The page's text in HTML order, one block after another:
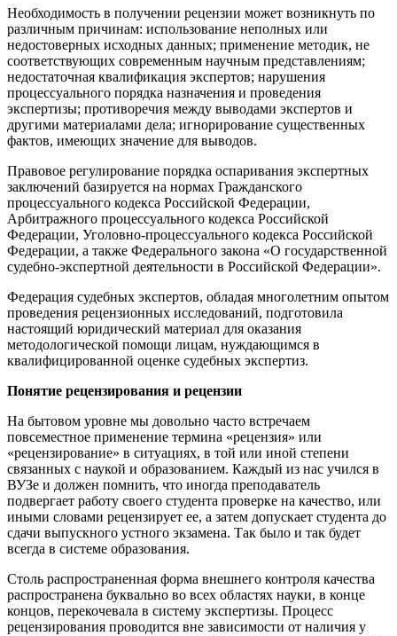
Необходимость в получении рецензии может возникнуть по
различным причинам: использование неполных или
недостоверных исходных данных; применение методик, не
соответствующих современным научным представлениям;
недостаточная квалификация экспертов; нарушения
процессуального порядка назначения и проведения
экспертизы; противоречия между выводами экспертов и
другими материалами дела; игнорирование существенных
фактов, имеющих значение для выводов.
Правовое регулирование порядка оспаривания экспертных
заключений базируется на нормах Гражданского
процессуального кодекса Российской Федерации,
Арбитражного процессуального кодекса Российской
Федерации, Уголовно-процессуального кодекса Российской
Федерации, а также Федерального закона «О государственной
судебно-экспертной деятельности в Российской Федерации».
Федерация судебных экспертов, обладая многолетним опытом
проведения рецензионных исследований, подготовила
настоящий юридический материал для оказания
методологической помощи лицам, нуждающимся в
квалифицированной оценке судебных экспертиз.
Понятие рецензирования и рецензии
На бытовом уровне мы довольно часто встречаем
повсеместное применение термина «рецензия» или
«рецензирование» в ситуациях, в той или иной степени
связанных с наукой и образованием. Каждый из нас учился в
ВУЗе и должен помнить, что иногда преподаватель
подвергает работу своего студента проверке на качество, или
иными словами рецензирует ее, а затем допускает студента до
сдачи выпускного устного экзамена. Так было и так будет
всегда в системе образования.
Столь распространенная форма внешнего контроля качества
распространена буквально во всех областях науки, в конце
концов, перекочевала в систему экспертизы. Процесс
рецензирования проводится вне зависимости от наличия у